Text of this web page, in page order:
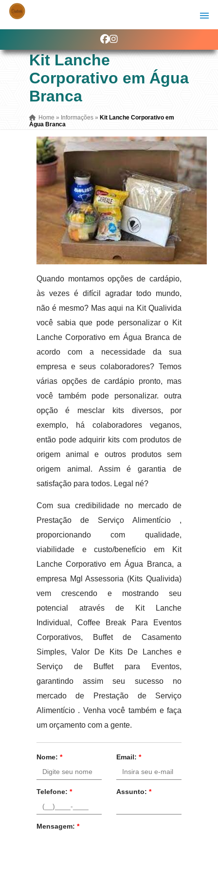
Kit Lanche
Corporativo em Água
Branca
Home » Informações » Kit Lanche Corporativo em
Água Branca
Quando montamos opções de cardápio,
às vezes é difícil agradar todo mundo,
não é mesmo? Mas aqui na Kit Qualivida
você sabia que pode personalizar o Kit
Lanche Corporativo em Água Branca de
acordo com a necessidade da sua
empresa e seus colaboradores? Temos
várias opções de cardápio pronto, mas
você também pode personalizar. outra
opção é mesclar kits diversos, por
exemplo, há colaboradores veganos,
então pode adquirir kits com produtos de
origem animal e outros produtos sem
origem animal. Assim é garantia de
satisfação para todos. Legal né?
Com sua credibilidade no mercado de
Prestação de Serviço Alimentício ,
proporcionando com qualidade,
viabilidade e custo/benefício em Kit
Lanche Corporativo em Água Branca, a
empresa Mgl Assessoria (Kits Qualivida)
vem crescendo e mostrando seu
potencial através de Kit Lanche
Individual, Coffee Break Para Eventos
Corporativos, Buffet de Casamento
Simples, Valor De Kits De Lanches e
Serviço de Buffet para Eventos,
garantindo assim seu sucesso no
mercado de Prestação de Serviço
Alimentício . Venha você também e faça
um orçamento com a gente.
Nome: * Email: *
Telefone: * Assunto: *
Mensagem: *